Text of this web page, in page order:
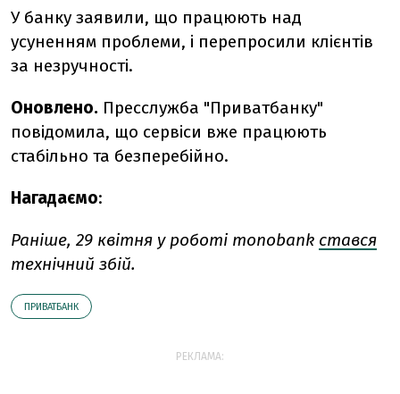
У банку заявили, що працюють над
усуненням проблеми, і перепросили клієнтів
за незручності.
Оновлено. Пресслужба "Приватбанку"
повідомила, що сервіси вже працюють
стабільно та безперебійно.
Нагадаємо:
Раніше, 29 квітня у роботі monobank стався
технічний збій.
ПРИВАТБАНК
РЕКЛАМА: